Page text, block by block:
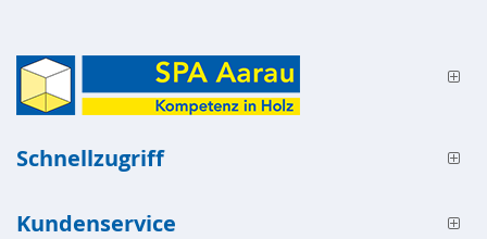
Schnellzugriff
Kundenservice